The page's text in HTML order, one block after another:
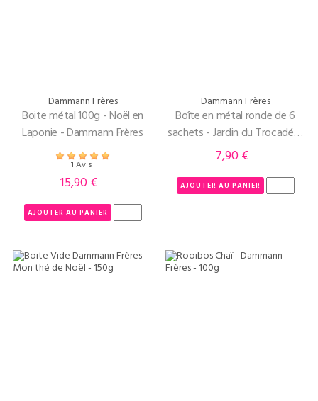
Dammann Frères
Boite métal 100g - Noël en
Laponie - Dammann Frères
1 Avis
Prix
15,90 €
AJOUTER AU PANIER
Dammann Frères
Boîte en métal ronde de 6
sachets - Jardin du Trocadéro
- Dammann Frères
Prix
7,90 €
AJOUTER AU PANIER